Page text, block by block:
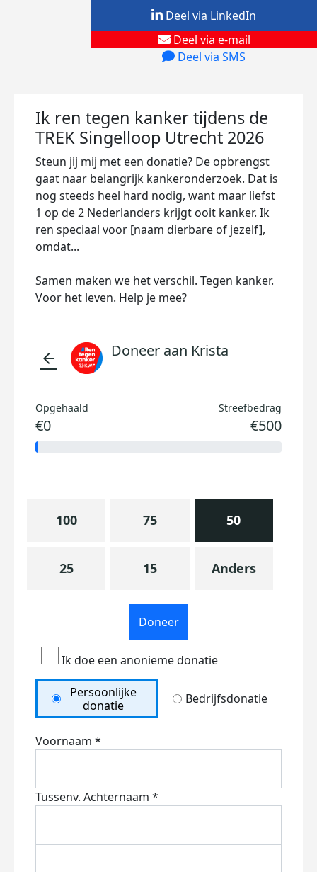
Deel via e-mail
Deel via SMS
Deel via LinkedIn
Ik ren tegen kanker tijdens de
TREK Singelloop Utrecht 2026
Steun jij mij met een donatie? De opbrengst
gaat naar belangrijk kankeronderzoek. Dat is
nog steeds heel hard nodig, want maar liefst
1 op de 2 Nederlanders krijgt ooit kanker. Ik
ren speciaal voor [naam dierbare of jezelf],
omdat...
Samen maken we het verschil. Tegen kanker.
Voor het leven. Help je mee?
arrow_back Doneer aan Krista
Opgehaald
€0
Streefbedrag
€500
100 75 50
25 15 Anders
Doneer
Ik doe een anonieme donatie
Persoonlijke
donatie
Bedrijfsdonatie
Voornaam *
Tussenv. Achternaam *